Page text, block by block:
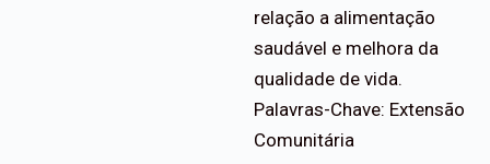
relação a alimentação
saudável e melhora da
qualidade de vida.
Palavras-Chave: Extensão
Comunitária